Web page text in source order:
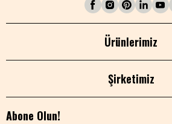
Ürünlerimiz
Şirketimiz
Abone Olun!